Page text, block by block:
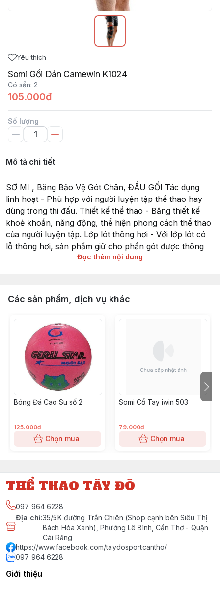
Yêu thích
Somi Gối Dán Camewin K1024
Có sẵn: 2
105.000đ
Số lượng
Mô tả chi tiết
SƠ MI , Băng Bảo Vệ Gót Chân, ĐẦU GỐI Tác dụng
linh hoạt - Phù hợp với người luyện tập thể thao hay
dùng trong thi đấu. Thiết kế thể thao - Băng thiết kế
khoẻ khoắn, năng động, thể hiện phong cách thể thao
của người luyện tập. Lớp lót thông hơi - Với lớp lót có
lỗ thông hơi, sản phẩm giữ cho phần gót được thông
thoáng hơn khi vận động. Sau khi hoàn tất đơn hàng
nhận và sẽ mang đến trải nghiệm tốt nhất cho quý
khách hàng .
Đọc thêm nội dung
Các sản phẩm, dịch vụ khác
Bóng Đá Cao Su số 2
125.000đ
Chọn mua
Somi Cổ Tay iwin 503
79.000đ
Chọn mua
THỂ THAO TÂY ĐÔ
097 964 6228
Địa chỉ:35/5K đường Trần Chiên (Shop cạnh bên Siêu Thị
Bách Hóa Xanh), Phường Lê Bình, Cần Thơ - Quận
Cái Răng
https://www.facebook.com/taydosportcantho/
097 964 6228
Giới thiệu